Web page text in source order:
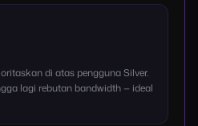
di atas pengguna Silver.
lagi rebutan bandwidth — ideal